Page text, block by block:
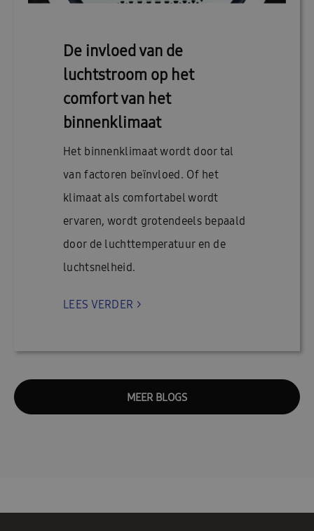
De invloed van de
luchtstroom op het
comfort van het
binnenklimaat
Het binnenklimaat wordt door tal
van factoren beïnvloed. Of het
klimaat als comfortabel wordt
ervaren, wordt grotendeels bepaald
door de luchttemperatuur en de
luchtsnelheid.
LEES VERDER >
MEER BLOGS